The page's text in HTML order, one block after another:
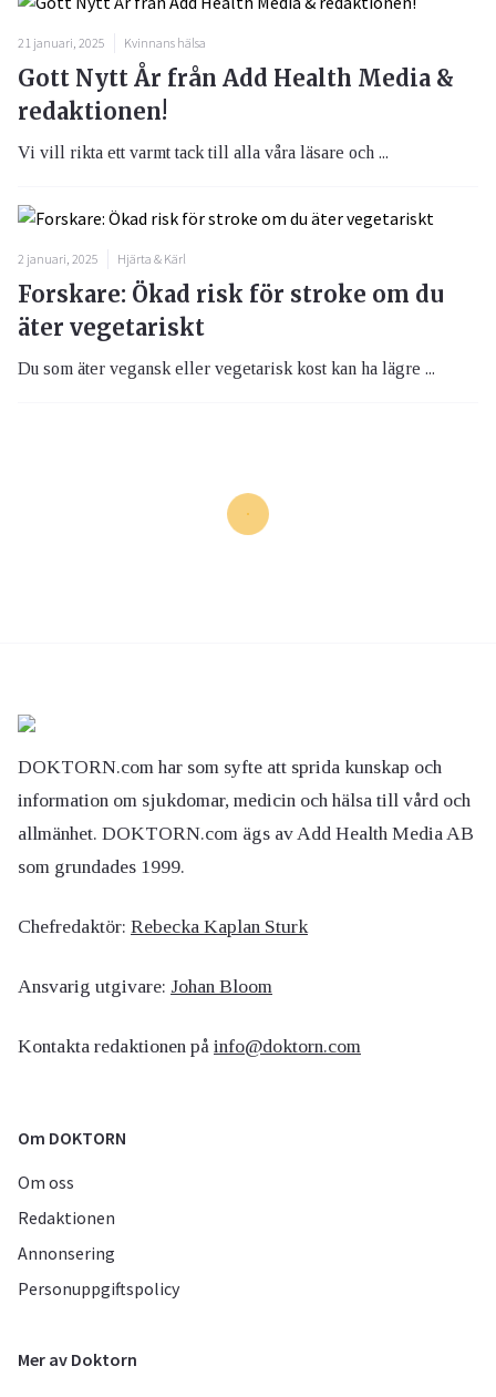
21 januari, 2025 Kvinnans hälsa
Gott Nytt År från Add Health Media &
redaktionen!
Vi vill rikta ett varmt tack till alla våra läsare och ...
2 januari, 2025 Hjärta & Kärl
Forskare: Ökad risk för stroke om du
äter vegetariskt
Du som äter vegansk eller vegetarisk kost kan ha lägre ...
DOKTORN.com har som syfte att sprida kunskap och
information om sjukdomar, medicin och hälsa till vård och
allmänhet. DOKTORN.com ägs av Add Health Media AB
som grundades 1999.
Chefredaktör: Rebecka Kaplan Sturk
Ansvarig utgivare: Johan Bloom
Kontakta redaktionen på info@doktorn.com
Om DOKTORN
Om oss
Redaktionen
Annonsering
Personuppgiftspolicy
Mer av Doktorn